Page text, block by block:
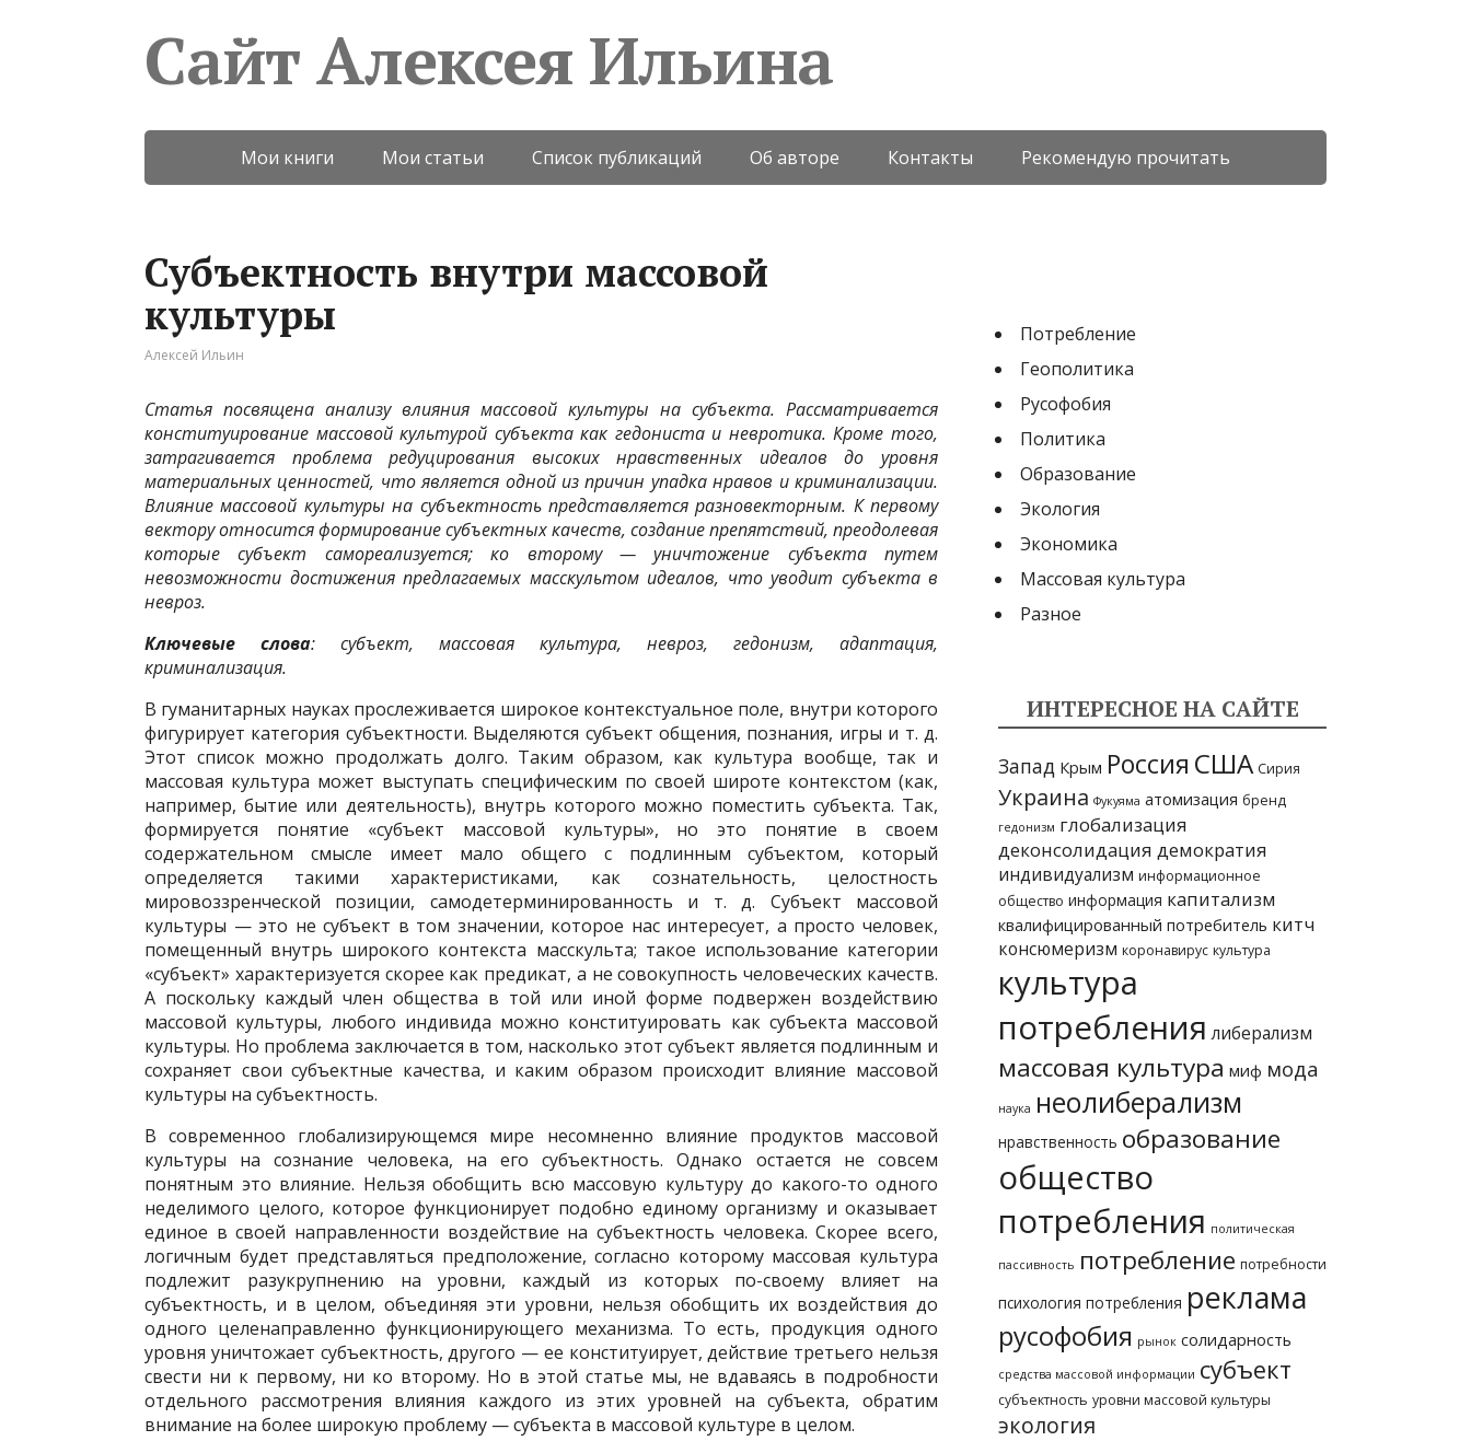
Сайт Алексея Ильина
Мои книги Мои статьи Список публикаций Об авторе Контакты Рекомендую прочитать
Субъектность внутри массовой
культуры
Алексей Ильин
Статья посвящена анализу влияния массовой культуры на субъекта. Рассматривается
конституирование массовой культурой субъекта как гедониста и невротика. Кроме того,
затрагивается проблема редуцирования высоких нравственных идеалов до уровня
материальных ценностей, что является одной из причин упадка нравов и криминализации.
Влияние массовой культуры на субъектность представляется разновекторным. К первому
вектору относится формирование субъектных качеств, создание препятствий, преодолевая
которые субъект самореализуется; ко второму — уничтожение субъекта путем
невозможности достижения предлагаемых масскультом идеалов, что уводит субъекта в
невроз.
Ключевые слова: субъект, массовая культура, невроз, гедонизм, адаптация,
криминализация.
В гуманитарных науках прослеживается широкое контекстуальное поле, внутри которого
фигурирует категория субъектности. Выделяются субъект общения, познания, игры и т. д.
Этот список можно продолжать долго. Таким образом, как культура вообще, так и
массовая культура может выступать специфическим по своей широте контекстом (как,
например, бытие или деятельность), внутрь которого можно поместить субъекта. Так,
формируется понятие «субъект массовой культуры», но это понятие в своем
содержательном смысле имеет мало общего с подлинным субъектом, который
определяется такими характеристиками, как сознательность, целостность
мировоззренческой позиции, самодетерминированность и т. д. Субъект массовой
культуры — это не субъект в том значении, которое нас интересует, а просто человек,
помещенный внутрь широкого контекста масскульта; такое использование категории
«субъект» характеризуется скорее как предикат, а не совокупность человеческих качеств.
А поскольку каждый член общества в той или иной форме подвержен воздействию
массовой культуры, любого индивида можно конституировать как субъекта массовой
культуры. Но проблема заключается в том, насколько этот субъект является подлинным и
сохраняет свои субъектные качества, и каким образом происходит влияние массовой
культуры на субъектность.
В современноо глобализирующемся мире несомненно влияние продуктов массовой
культуры на сознание человека, на его субъектность. Однако остается не совсем
понятным это влияние. Нельзя обобщить всю массовую культуру до какого-то одного
неделимого целого, которое функционирует подобно единому организму и оказывает
единое в своей направленности воздействие на субъектность человека. Скорее всего,
логичным будет представляться предположение, согласно которому массовая культура
подлежит разукрупнению на уровни, каждый из которых по-своему влияет на
субъектность, и в целом, объединяя эти уровни, нельзя обобщить их воздействия до
одного целенаправленно функционирующего механизма. То есть, продукция одного
уровня уничтожает субъектность, другого — ее конституирует, действие третьего нельзя
свести ни к первому, ни ко второму. Но в этой статье мы, не вдаваясь в подробности
отдельного рассмотрения влияния каждого из этих уровней на субъекта, обратим
внимание на более широкую проблему — субъекта в массовой культуре в целом.
Потребление
Геополитика
Русофобия
Политика
Образование
Экология
Экономика
Массовая культура
Разное
ИНТЕРЕСНОЕ НА САЙТЕ
Запад Крым Россия США Сирия
Украина Фукуяма атомизация бренд
гедонизм глобализация
деконсолидация демократия
индивидуализм информационное
общество информация капитализм
квалифицированный потребитель китч
консюмеризм коронавирус культура
культура
потребления либерализм
массовая культура миф мода
наука неолиберализм
нравственность образование
общество
потребления политическая
пассивность потребление потребности
психология потребления реклама
русофобия рынок солидарность
средства массовой информации субъект
субъектность уровни массовой культуры
экология